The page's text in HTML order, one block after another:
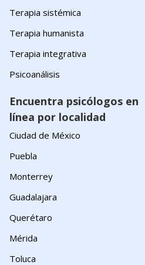
Terapia sistémica
Terapia humanista
Terapia integrativa
Psicoanálisis
Encuentra psicólogos en
línea por localidad
Ciudad de México
Puebla
Monterrey
Guadalajara
Querétaro
Mérida
Toluca